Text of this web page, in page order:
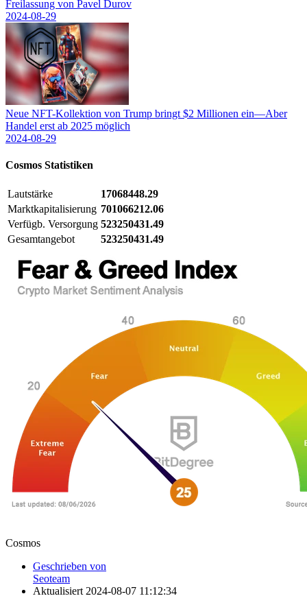
Freilassung von Pavel Durov
2024-08-29
Neue NFT-Kollektion von Trump bringt $2 Millionen ein—Aber
Handel erst ab 2025 möglich
2024-08-29
Cosmos Statistiken
Lautstärke
17068448.29
Marktkapitalisierung 701066212.06
Verfügb. Versorgung 523250431.49
Gesamtangebot
523250431.49
Cosmos
Geschrieben von
Seoteam
Aktualisiert2024-08-07 11:12:34